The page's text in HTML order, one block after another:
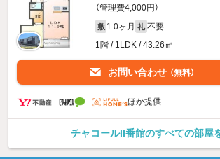
（管理費4,000円）
敷 1.0ヶ月 礼 不要
1階 / 1LDK / 43.26㎡
お問い合わせ （無料）
ほか提供
チャコールII番館のすべての部屋